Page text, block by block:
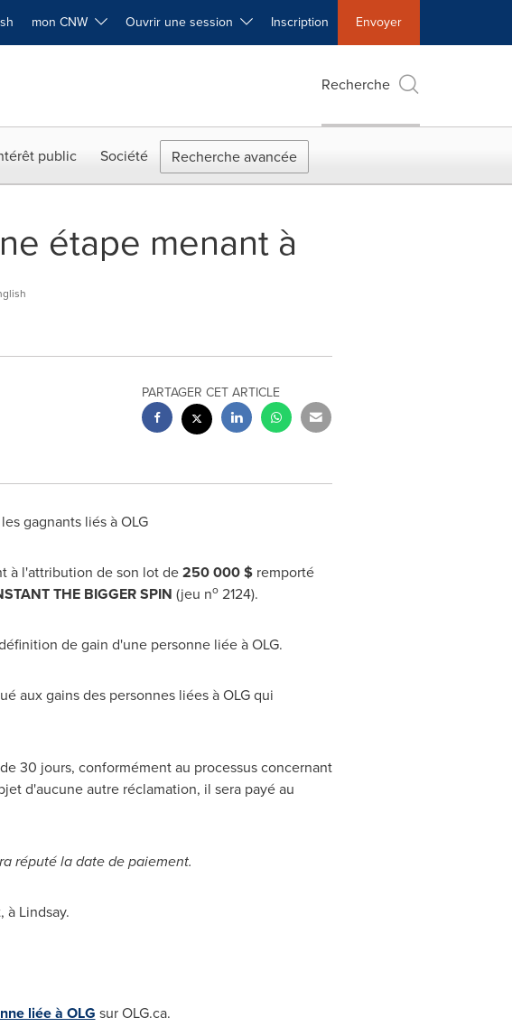
mon CNW Ouvrir une session Inscription Envoyer
Recherche
public Société Recherche avancée
étape menant à
PARTAGER CET ARTICLE
gagnants liés à OLG
à l'attribution de son lot de250 000 $remporté
THE BIGGER SPIN (jeu no2124).
de gain d'une personne liée à OLG.
aux gains des personnes liées à OLG qui
30 jours, conformément au processus concernant
d'aucune autre réclamation, il sera payé au
réputé la date de paiement.
à Lindsay.
liée à OLG sur OLG.ca.